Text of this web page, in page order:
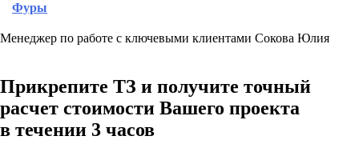
Фуры
Менеджер по работе с ключевыми клиентами Сокова Юлия
Прикрепите ТЗ и получите точный
расчет стоимости Вашего проекта
в течении 3 часов